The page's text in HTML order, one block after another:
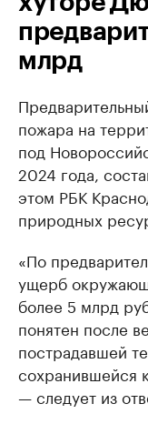
млрд
пожара на
под
2024 года,
этом РБК
природных
«По
ущерб
более 5 млрд
понятен после
пострадавшей
сохранившейся
— следует из